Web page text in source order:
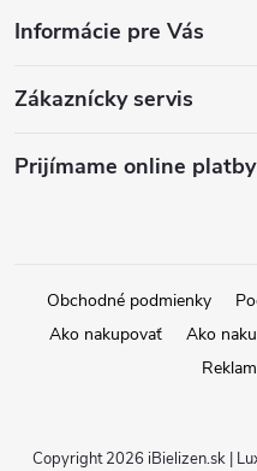
Informácie pre Vás
Zákaznícky servis
Prijímame online platby
Obchodné podmienky
Ako nakupovať
Ako
Copyright 2026 iBielizen.sk |